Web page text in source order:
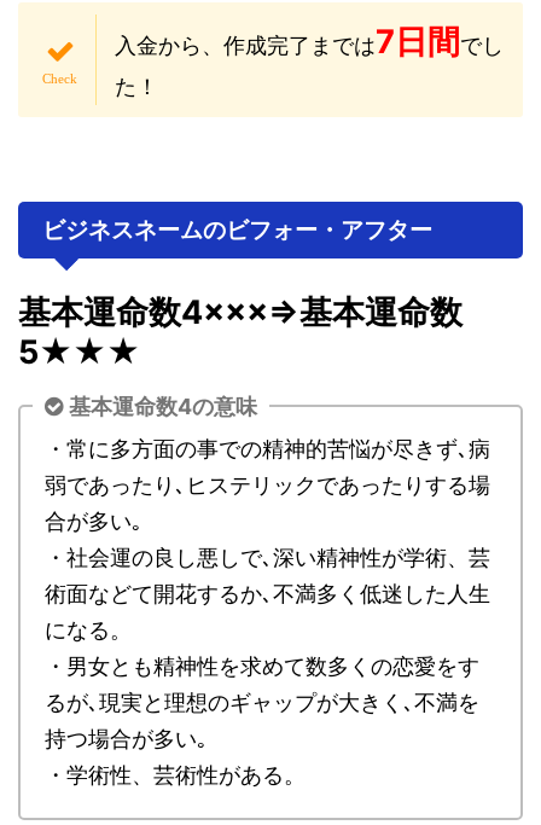
入金から、作成完了までは7日間 でし
た！
ビジネスネームのビフォー・アフター
基本運命数4×××⇒基本運命数
5★★★
基本運命数4の意味
・常に多方面の事での精神的苦悩が尽きず､病
弱であったり､ヒステリックであったりする場
合が多い｡
・社会運の良し悪しで､深い精神性が学術、芸
術面などて開花するか､不満多く低迷した人生
になる。
・男女とも精神性を求めて数多くの恋愛をす
るが､現実と理想のギャップが大きく､不満を
持つ場合が多い｡
・学術性、芸術性がある。